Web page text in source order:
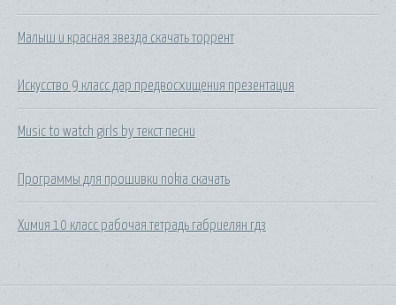
Малыш и красная звезда скачать торрент
Искусство 9 класс дар предвосхищения презентация
Music to watch girls by текст песни
Программы для прошивки nokia скачать
Химия 10 класс рабочая тетрадь габриелян гдз